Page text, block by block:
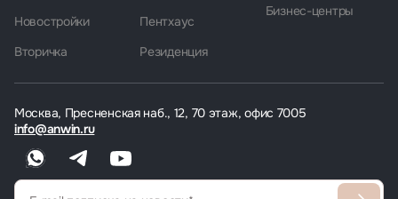
Москва, Пресненская наб., 12, 70 этаж, офис 7005
info@anwin.ru
Новостройки
Вторичка
Пентхаус
Резиденция
Бизнес-центры